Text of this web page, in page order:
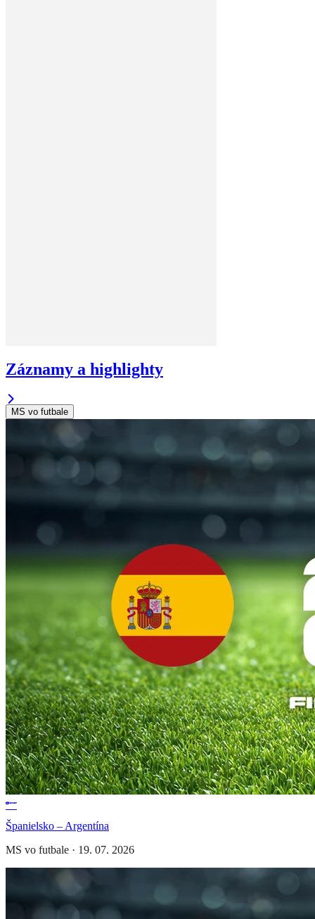
Záznamy a highlighty
MS vo futbale
Španielsko – Argentína
MS vo futbale · 19. 07. 2026